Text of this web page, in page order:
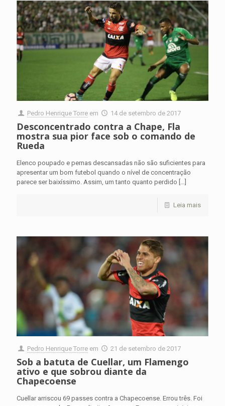
Pedro Henrique Torre em 14 de setembro de 2017
Desconcentrado contra a Chape, Fla
mostra sua pior face sob o comando de
Rueda
Elenco poupado e pernas descansadas não são suficientes para
apresentar um bom futebol quando o nível de concentração
parece ser baixíssimo. Assim, um tanto quanto perdido […]
Leia mais
Pedro Henrique Torre em 21 de setembro de 2017
Sob a batuta de Cuellar, um Flamengo
ativo e que sobrou diante da
Chapecoense
Cuellar arriscou 69 passes contra a Chapecoense. Errou três. Foi